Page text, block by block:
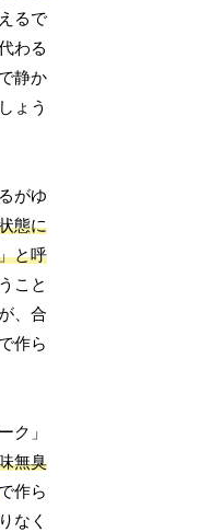
るで
わる
静か
ょう
がゆ
態に
と呼
こと
、合
作ら
ク」
無臭
で作ら
なく